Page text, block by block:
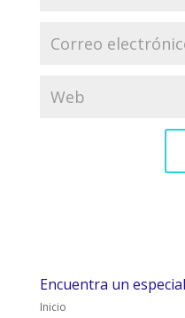
Encuentra un
Inicio